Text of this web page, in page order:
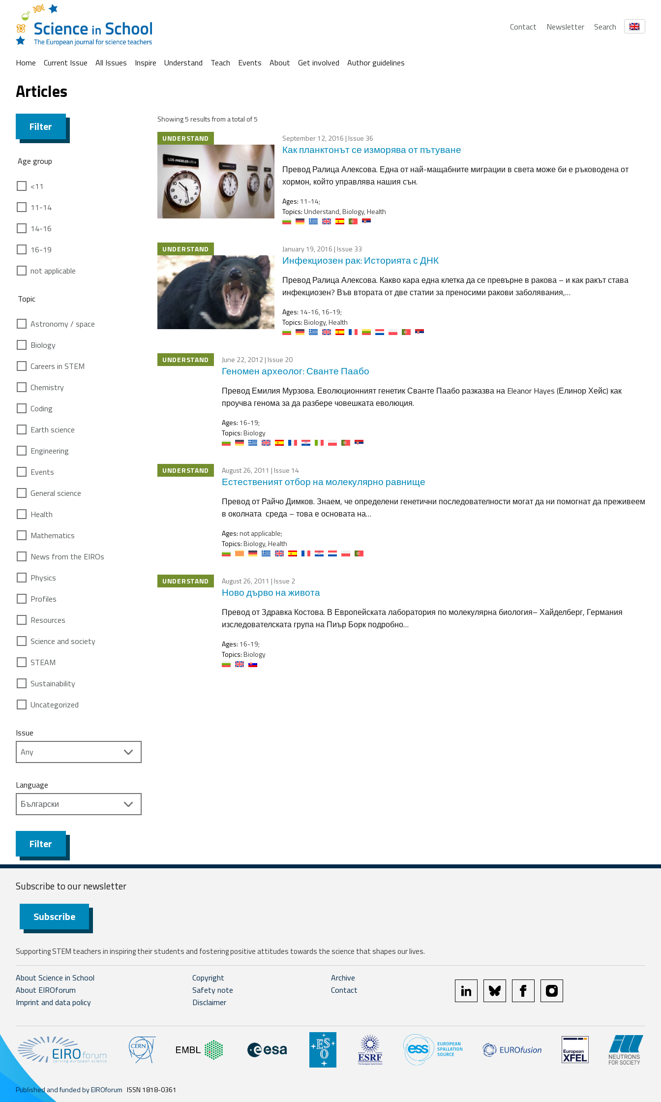
Contact Newsletter Search
Home Current Issue All Issues Inspire Understand Teach Events About Get involved Author guidelines
Articles
Filter
Age group
<11
11-14
14-16
16-19
not applicable
Topic
Astronomy / space
Biology
Careers in STEM
Chemistry
Coding
Earth science
Engineering
Events
General science
Health
Mathematics
News from the EIROs
Physics
Profiles
Resources
Science and society
STEAM
Sustainability
Uncategorized
Issue
Language
Filter
Showing 5 results from a total of 5
UNDERSTAND
September 12, 2016 | Issue 36
Как планктонът се изморява от пътуване
Превод Ралица Алексова. Една от най-мащабните миграции в света може би е ръководена от
хормон, който управлява нашия сън.
Ages: 11-14;
Topics:Understand, Biology, Health
UNDERSTAND January 19, 2016 | Issue 33
Инфекциозен рак: Историята с ДНК
Превод Ралица Алексова. Какво кара една клетка да се превърне в ракова – и как ракът става
инфекциозен? Във втората от две статии за преносими ракови заболявания,…
Ages: 14-16, 16-19;
Topics:Biology, Health
UNDERSTAND June 22, 2012| Issue 20
Геномен археолог: Сванте Паабо
Превод Емилия Мурзова. Еволюционният генетик Сванте Паабо разказва на Eleanor Hayes (Елинор Хейс) как
проучва генома за да разбере човешката еволюция.
Ages: 16-19;
Topics:Biology
UNDERSTAND August 26, 2011 | Issue 14
Естественият отбор на молекулярно равнище
Превод от Райчо Димков. Знаем, че определени генетични последователности могат да ни помогнат да преживеем
в околната среда – това е основата на…
Ages:not applicable;
Topics:Biology, Health
UNDERSTAND August 26, 2011 | Issue 2
Ново дърво на живота
Превод от Здравка Костова. В Европейската лаборатория по молекулярна биология– Хайделберг, Германия
изследователската група на Пиър Борк подробно…
Ages: 16-19;
Topics:Biology
Subscribe to ournewsletter
Subscribe
Supporting STEM teachers in inspiring their students and fostering positive attitudes towards the science that shapes our lives.
About Science in School
About EIROforum
Imprint and data policy
Copyright
Safety note
Disclaimer
Archive
Contact
linkedin bluesky facebookinstagram
Published and funded by EIROforum ISSN 1818-0361